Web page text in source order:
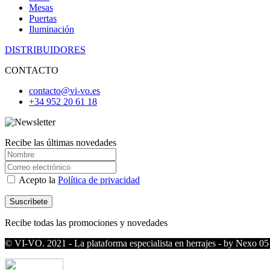
Mesas
Puertas
Iluminación
DISTRIBUIDORES
CONTACTO
contacto@vi-vo.es
+34 952 20 61 18
Recibe las últimas novedades
Acepto la Política de privacidad
Recibe todas las promociones y novedades
© VI-VO. 2021 - La plataforma especialista en herrajes - by Nexo 05